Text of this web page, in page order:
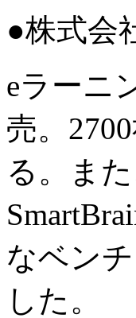
●株式会
eラーニ
売。
る。ま
なベン
した。